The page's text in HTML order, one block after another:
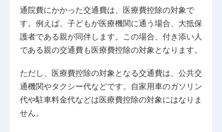
通院費にかかった交通費は、医療費控除の対象で
す。例えば、子どもが医療機関に通う場合、大抵保
護者である親が同伴します。この場合、付き添い人
である親の交通費も医療費控除の対象となります。
ただし、医療費控除の対象となる交通費は、公共交
通機関やタクシー代などです。自家用車のガソリン
代や駐車料金代などは医療費控除の対象にはなりま
せん。